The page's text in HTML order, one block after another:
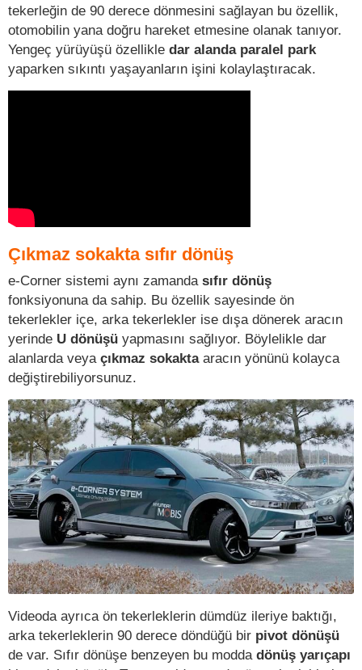
tekerleğin de 90 derece dönmesini sağlayan bu özellik,
otomobilin yana doğru hareket etmesine olanak tanıyor.
Yengeç yürüyüşü özellikle dar alanda paralel park
yaparken sıkıntı yaşayanların işini kolaylaştıracak.
Çıkmaz sokakta sıfır dönüş
e-Corner sistemi aynı zamanda sıfır dönüş
fonksiyonuna da sahip. Bu özellik sayesinde ön
tekerlekler içe, arka tekerlekler ise dışa dönerek aracın
yerinde U dönüşü yapmasını sağlıyor. Böylelikle dar
alanlarda veya çıkmaz sokaktaaracın yönünü kolayca
değiştirebiliyorsunuz.
Videoda ayrıca ön tekerleklerin dümdüz ileriye baktığı,
arka tekerleklerin 90 derece döndüğü bir pivot dönüşü
de var. Sıfır dönüşe benzeyen bu modda dönüş yarıçapı